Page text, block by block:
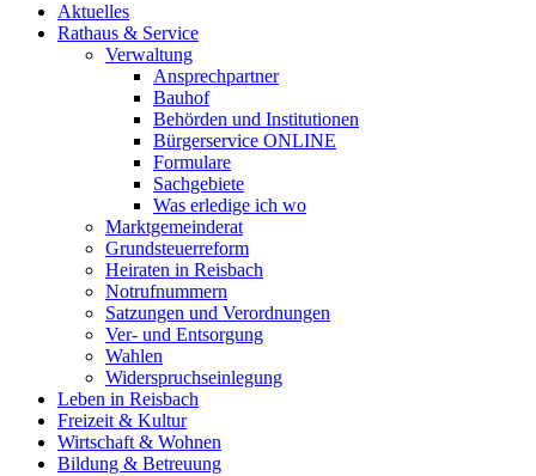
Aktuelles
Rathaus & Service
Verwaltung
Ansprechpartner
Bauhof
Behörden und Institutionen
Bürgerservice ONLINE
Formulare
Sachgebiete
Was erledige ich wo
Marktgemeinderat
Grundsteuerreform
Heiraten in Reisbach
Notrufnummern
Satzungen und Verordnungen
Ver- und Entsorgung
Wahlen
Widerspruchseinlegung
Leben in Reisbach
Freizeit & Kultur
Wirtschaft & Wohnen
Bildung & Betreuung